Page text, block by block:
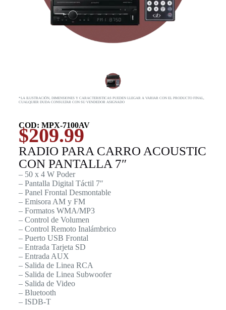
*LA ILUSTRACIÓN, DIMENSIONES Y CARACTERISTICAS PUEDEN LLEGAR A VARIAR CON EL PRODUCTO FINAL,
CUALQUIER DUDA CONSULTAR CON SU VENDEDOR ASIGNADO
COD: MPX-7100AV
$209.99
RADIO PARA CARRO ACOUSTIC
CON PANTALLA 7″
– 50 x 4 W Poder
– Pantalla Digital Táctil 7″
– Panel Frontal Desmontable
– Emisora AM y FM
– Formatos WMA/MP3
– Control de Volumen
– Control Remoto Inalámbrico
– Puerto USB Frontal
– Entrada Tarjeta SD
– Entrada AUX
– Salida de Linea RCA
– Salida de Linea Subwoofer
– Salida de Video
– Bluetooth
– ISDB-T